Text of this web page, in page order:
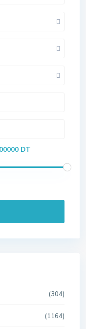
DT
(304)
(1164)